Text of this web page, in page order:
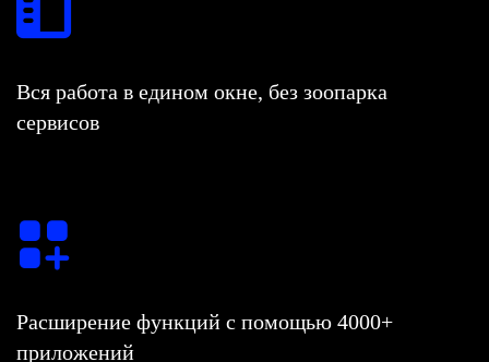
Вся работа в едином окне, без зоопарка
сервисов
Расширение функций с помощью 4000+
приложений